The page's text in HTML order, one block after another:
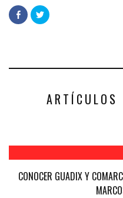
Haz
clic
para
en
Haz
clic
en
ARTÍCULOS
CONOCER GUADIX Y